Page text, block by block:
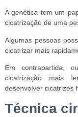
A genética tem um
cicatrização de uma
Algumas pessoas
cicatrizar mais
Em contrapartida,
cicatrização mais
desenvolver cicatrizes
Técnica